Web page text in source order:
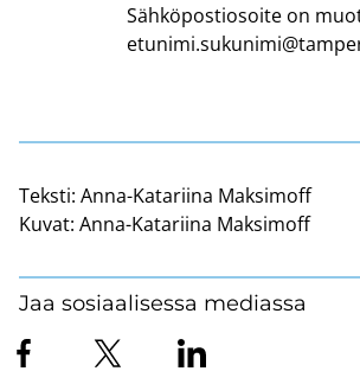
Sähköpostiosoite on
Teksti: Anna-Katariina Maksimoff
Kuvat: Anna-Katariina Maksimoff
Jaa sosiaalisessa mediassa